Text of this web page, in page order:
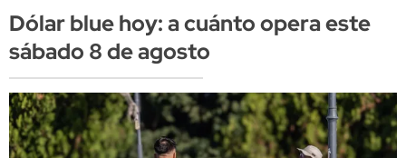
Dólar blue hoy: a cuánto opera este
sábado 8 de agosto